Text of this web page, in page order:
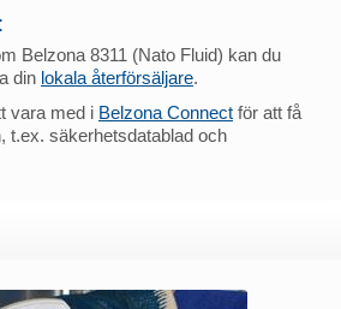
Belzona 8311 (Nato Fluid) kan du
din lokala återförsäljare.
vara med i Belzona Connect för att få
t.ex. säkerhetsdatablad och